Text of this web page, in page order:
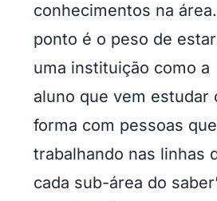
conhecimentos na
ponto é o peso de
uma instituição como a
aluno que vem estudar
forma com pessoas
trabalhando nas linhas
cada sub-área do